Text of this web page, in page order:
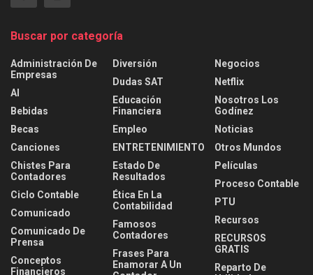
Buscar por categoría
Administración De
Empresas
AI
Bebidas
Becas
Canciones
Chistes Para
Contadores
Ciclo Contable
Comunicado
Comunicado De
Prensa
Conceptos
Financieros
Diversión
Dudas SAT
Educación
Financiera
Empleo
ENTRETENIMIENTO
Estado De
Resultados
Ética En La
Contabilidad
Famosos
Contadores
Frases Para
Enamorar A Un
Negocios
Netflix
Nosotros Los
Godínez
Noticias
Otros Mundos
Películas
Proceso Contable
PTU
Recursos
RECURSOS
GRATIS
Reparto De